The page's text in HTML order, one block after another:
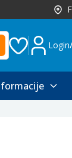
Login/